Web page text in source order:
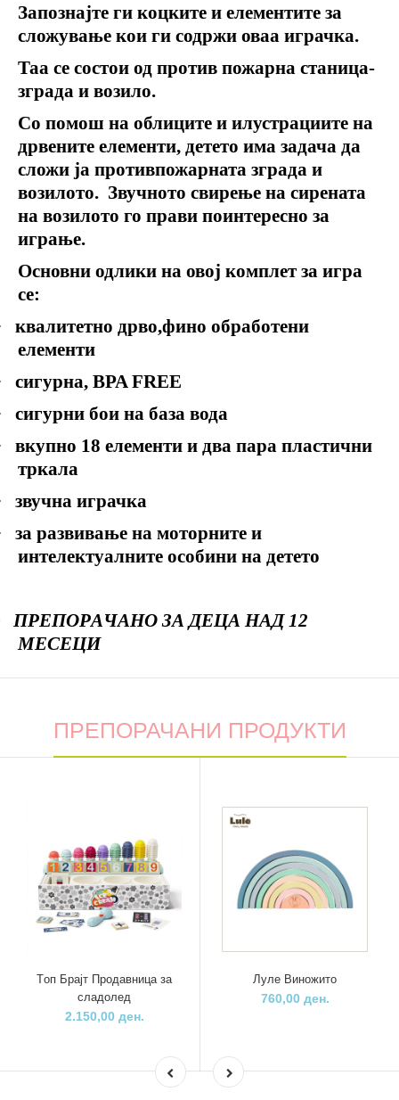
Запознајте ги коцките и елементите за
сложување кои ги содржи оваа играчка.
Таа се состои од против пожарна станица-
зграда и возило.
Со помош на облиците и илустрациите на
дрвените елементи, детето има задача да
сложи ја противпожарната зграда и
возилото. Звучното свирење на сирената
на возилото го прави поинтересно за
играње.
Основни одлики на овој комплет за игра
се:
квалитетно дрво,фино обработени
елементи
сигурна, BPA FREE
сигурни бои на база вода
вкупно 18 елементи и два пара пластични
тркала
звучна играчка
за развивање на моторните и
интелектуалните особини на детето
ПРЕПОРАЧАНО ЗА ДЕЦА НАД 12
МЕСЕЦИ
ПРЕПОРАЧАНИ ПРОДУКТИ
Tоп Брајт Продавница за
сладолед
2.150,00 ден.
Луле Виножито
760,00 ден.